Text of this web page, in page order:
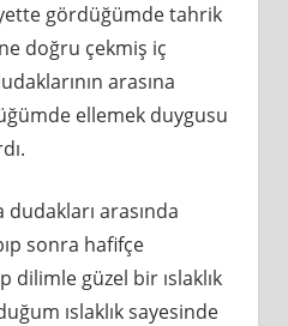
gördüğümde tahrik
doğru çekmiş iç
arasına
ellemek duygusu
arasında
sonra hafifçe
dilimle güzel bir ıslaklık
ıslaklık sayesinde